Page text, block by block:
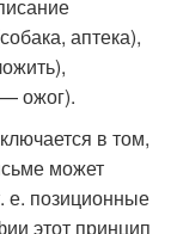
аптека),
ожог).
в том,
может
е. позиционные
этот принцип